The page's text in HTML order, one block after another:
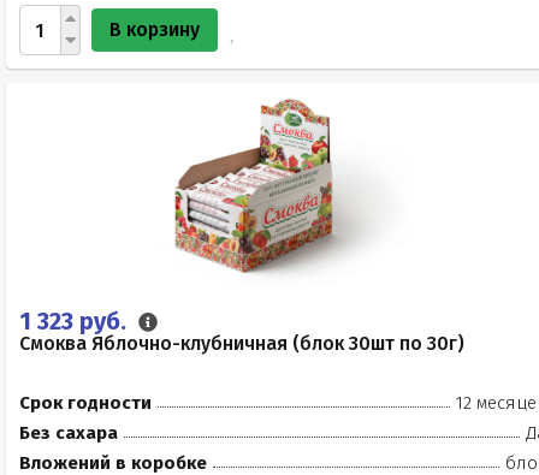
В корзину
1 323 руб.
Смоква Яблочно-клубничная (блок 30шт по 30г)
Срок годности
12
Без сахара
Вложений в коробке